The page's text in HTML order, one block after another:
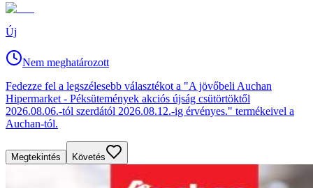
Új
Nem meghatározott
Fedezze fel a legszélesebb választékot a "A jövőbeli Auchan
Hipermarket - Péksütemények akciós újság csütörtöktől
2026.08.06.-tól szerdától 2026.08.12.-ig érvényes." termékeivel a
Auchan-tól.
Megtekintés Követés